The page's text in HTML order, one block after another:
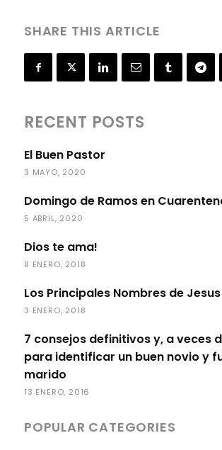
SHARE THIS ARTICLE
RECENT POSTS
El Buen Pastor
3 MAYO, 2020
Domingo de Ramos en
5 ABRIL, 2020
Dios te ama!
8 ENERO, 2018
Los Principales Nombres de Jesus
3 ENERO, 2018
7 consejos definitivos y, a veces
para identificar un buen novio y
marido
13 ENERO, 2016
POPULAR CATEGORIES